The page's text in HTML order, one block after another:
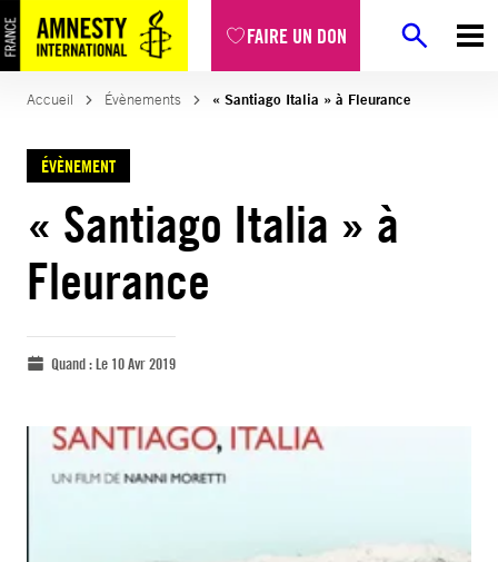
FAIRE UN DON
Accueil Évènements « Santiago Italia » à Fleurance
ÉVÈNEMENT
« Santiago Italia » à
Fleurance
Quand :Le 10 Avr 2019